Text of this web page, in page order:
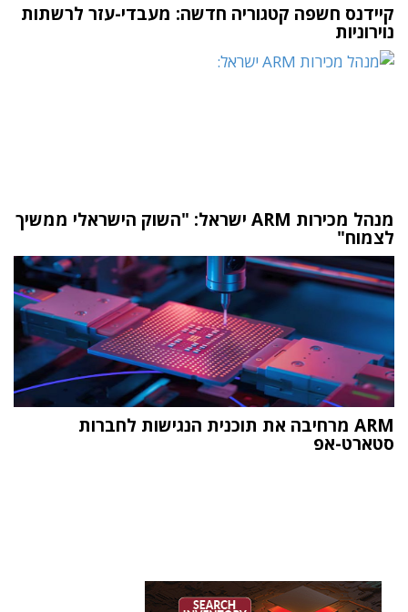
קיידנס חשפה קטגוריה חדשה: מעבדי-עזר לרשתות
נוירוניות
מנהל מכירות ARM ישראל: "השוק הישראלי ממשיך
לצמוח"
ARM מרחיבה את תוכנית הנגישות לחברות
סטארט-אפ